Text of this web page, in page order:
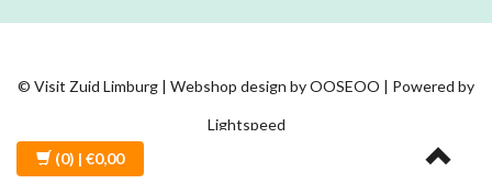
© Visit Zuid Limburg | Webshop design byOOSEOO | Powered by
Lightspeed
(0) | €0,00